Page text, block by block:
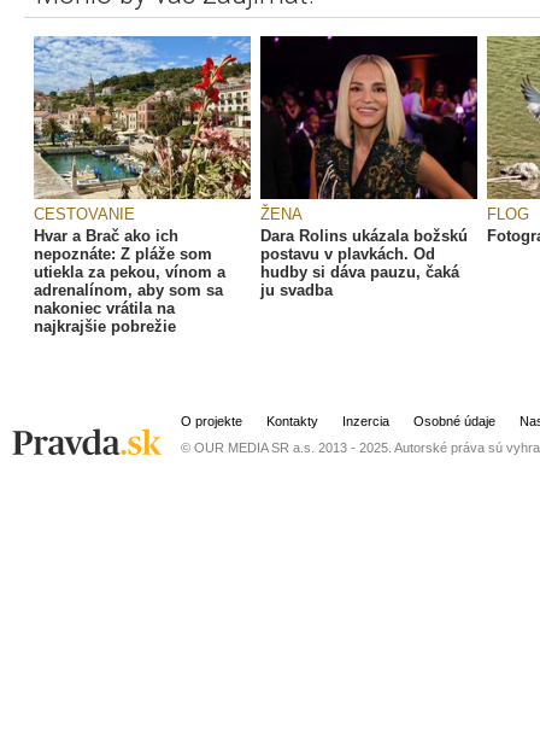
CESTOVANIE
Hvar a Brač ako ich
nepoznáte: Z pláže som
utiekla za pekou, vínom a
adrenalínom, aby som sa
nakoniec vrátila na
najkrajšie pobrežie
ŽENA
Dara Rolins ukázala božskú
postavu v plavkách. Od
hudby si dáva pauzu, čaká
ju svadba
FLOG
O projekte Kontakty Inzercia Osobné údaje
© OUR MEDIA SR a.s. 2013 - 2025. Autorské práva sú